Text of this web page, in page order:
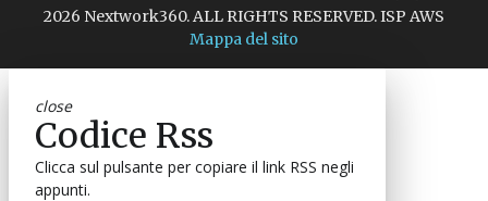
2026 Nextwork360. ALL RIGHTS RESERVED. ISP AWS
Mappa del sito
close
Codice Rss
Clicca sul pulsante per copiare il link RSS negli
appunti.